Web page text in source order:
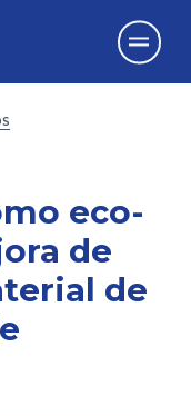
eco-
de
de